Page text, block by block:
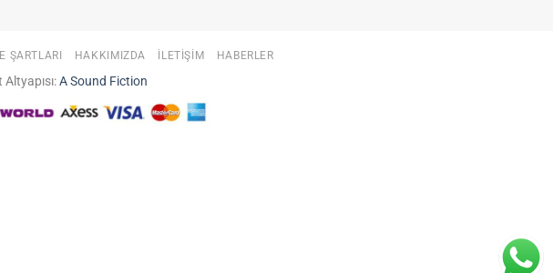
ŞARTLARI HAKKIMIZDA İLETIŞIM HABERLER
A Sound Fiction